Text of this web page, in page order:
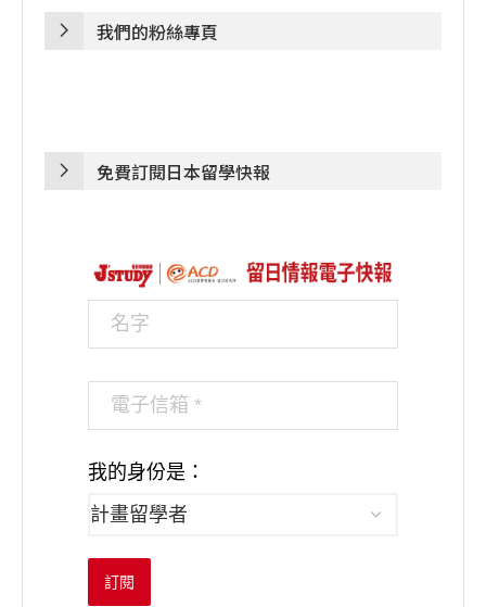
我們的粉絲專頁
免費訂閱日本留學快報
我的身份是：
訂閱